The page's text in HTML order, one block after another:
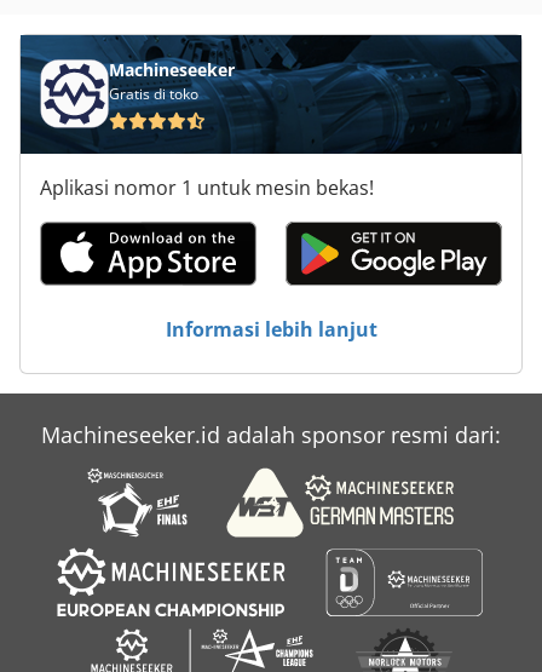
Machineseeker
Gratis di toko
Aplikasi nomor 1 untuk mesin bekas!
Informasi lebih lanjut
Machineseeker.id adalah sponsor resmi dari: